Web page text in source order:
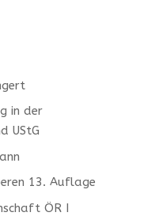
in der
UStG
13. Auflage
ÖR I